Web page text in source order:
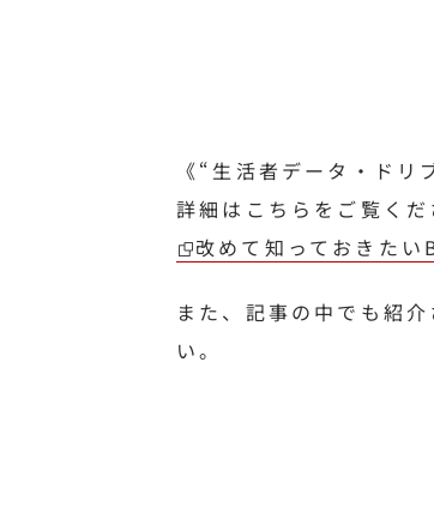
《“生活者データ・ドリ
詳細はこちらをご覧くだ
改めて知っておきた
また、記事の中でも紹
い。